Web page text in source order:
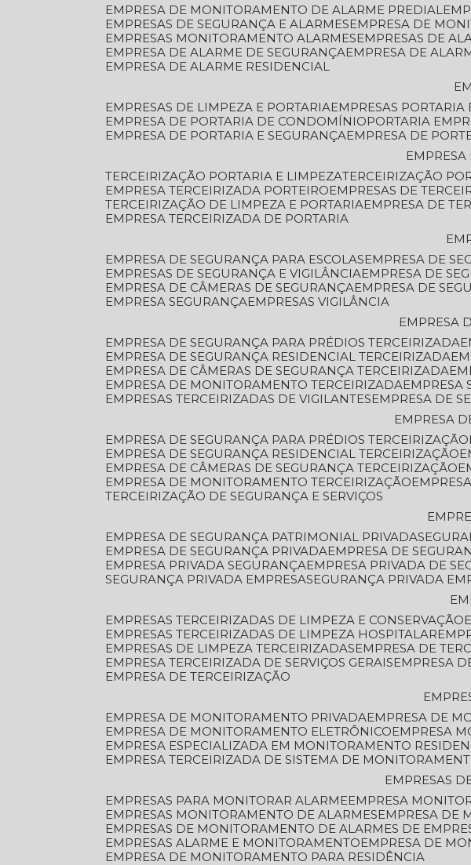
EMPRESA DE MONITORAMENTO DE ALARME PREDIAL
EMPRESAS DE SEGURANÇA E ALARMES
EMPRESA DE
EMPRESAS MONITORAMENTO ALARMES
EMPRESAS DE
EMPRESA DE ALARME DE SEGURANÇA
EMPRESA DE
EMPRESA DE ALARME RESIDENCIAL
EMPRESAS DE LIMPEZA E PORTARIA
EMPRESAS
EMPRESA DE PORTARIA DE CONDOMÍNIO
PORTARIA
EMPRESA DE PORTARIA E SEGURANÇA
EMPRESA DE
TERCEIRIZAÇÃO PORTARIA E LIMPEZA TERCEIRIZAÇÃO
EMPRESA TERCEIRIZADA PORTEIRO
EMPRESAS DE
TERCEIRIZAÇÃO DE LIMPEZA E PORTARIA
EMPRESA DE
EMPRESA TERCEIRIZADA DE PORTARIA
EMPRESA DE SEGURANÇA PARA ESCOLAS
EMPRESA DE
EMPRESAS DE SEGURANÇA E VIGILÂNCIA
EMPRESA DE
EMPRESA DE CÂMERAS DE SEGURANÇA
EMPRESA DE
EMPRESA SEGURANÇA
EMPRESAS VIGILÂNCIA
EMPRESA
EMPRESA DE SEGURANÇA PARA PRÉDIOS TERCEIRIZADA
EMPRESA DE SEGURANÇA RESIDENCIAL TERCEIRIZADA
EMPRESA DE CÂMERAS DE SEGURANÇA TERCEIRIZADA
EMPRESA DE MONITORAMENTO TERCEIRIZADA
EMPRESAS TERCEIRIZADAS DE VIGILANTES
EMPRESA DE
EMPRESA
EMPRESA DE SEGURANÇA PARA PRÉDIOS TERCEIRIZAÇÃO
EMPRESA DE SEGURANÇA RESIDENCIAL TERCEIRIZAÇÃO
EMPRESA DE CÂMERAS DE SEGURANÇA TERCEIRIZAÇÃO
EMPRESA DE MONITORAMENTO TERCEIRIZAÇÃO
TERCEIRIZAÇÃO DE SEGURANÇA E SERVIÇOS
EMPRESA DE SEGURANÇA PATRIMONIAL PRIVADA
EMPRESA DE SEGURANÇA PRIVADA
EMPRESA DE
EMPRESA PRIVADA SEGURANÇA
EMPRESA PRIVADA DE
SEGURANÇA PRIVADA EMPRESA SEGURANÇA PRIVADA
EMPRESAS TERCEIRIZADAS DE LIMPEZA E CONSERVAÇÃO
EMPRESAS TERCEIRIZADAS DE LIMPEZA HOSPITALAR
EMPRESAS DE LIMPEZA TERCEIRIZADAS
EMPRESA DE
EMPRESA TERCEIRIZADA DE SERVIÇOS GERAIS
EMPRESA
EMPRESA DE TERCEIRIZAÇÃO
EMPRESA DE MONITORAMENTO PRIVADA
EMPRESA DE
EMPRESA DE MONITORAMENTO ELETRÔNICO
EMPRESA
EMPRESA ESPECIALIZADA EM MONITORAMENTO
EMPRESA TERCEIRIZADA DE SISTEMA DE
EMPRESAS
EMPRESAS PARA MONITORAR ALARME
EMPRESA
EMPRESAS MONITORAMENTO DE ALARMES
EMPRESA
EMPRESAS DE MONITORAMENTO DE ALARMES DE
EMPRESAS ALARME E MONITORAMENTO
EMPRESA DE
EMPRESA DE MONITORAMENTO PARA RESIDÊNCIA